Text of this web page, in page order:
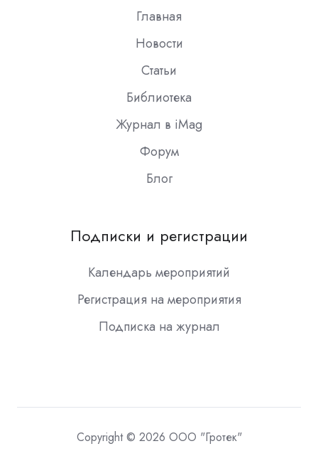
Главная
Новости
Статьи
Библиотека
Журнал в iMag
Форум
Блог
Подписки и регистрации
Календарь мероприятий
Регистрация на мероприятия
Подписка на журнал
Copyright © 2026 ООО "Гротек"